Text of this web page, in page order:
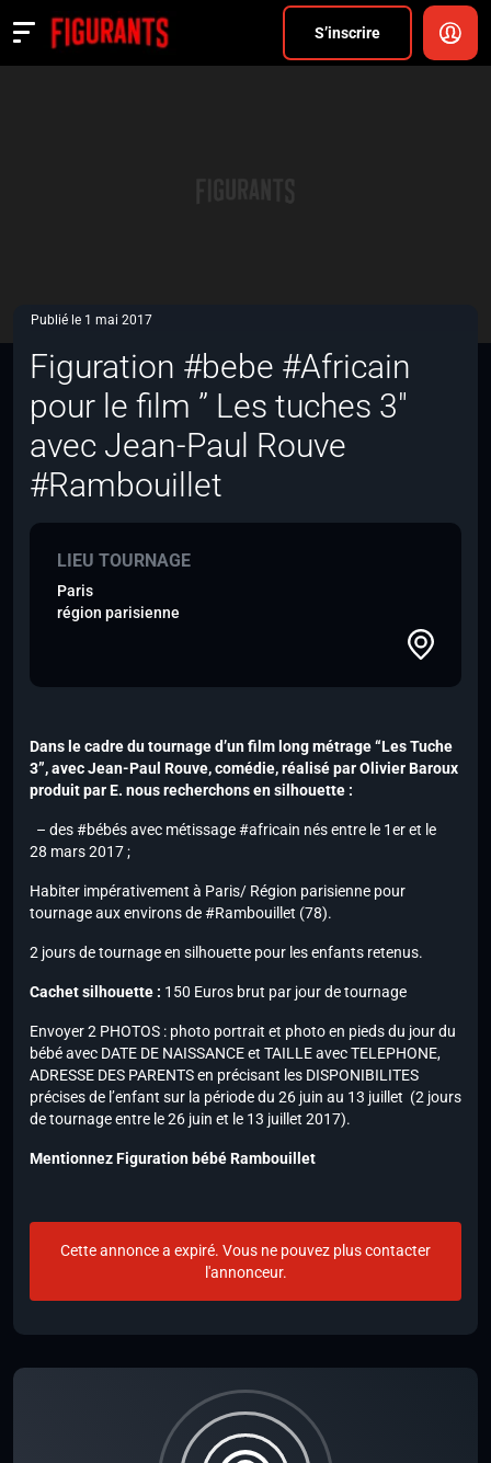
S’inscrire
Actualités
Publié le 1 mai 2017
Figuration #bebe #Africain
pour le film ” Les tuches 3″
avec Jean-Paul Rouve
#Rambouillet
LIEU TOURNAGE
Paris
région parisienne
Dans le cadre du tournage d’un film long métrage “Les Tuche
3”, avec Jean-Paul Rouve, comédie, réalisé par Olivier Baroux
produit par E. nous recherchons en silhouette :
– des #bébés avec métissage #africain nés entre le 1er et le
28 mars 2017 ;
Habiter impérativement à Paris/ Région parisienne pour
tournage aux environs de #Rambouillet (78).
2 jours de tournage en silhouette pour les enfants retenus.
Cachet silhouette : 150 Euros brut par jour de tournage
Envoyer 2 PHOTOS : photo portrait et photo en pieds du jour du
bébé avec DATE DE NAISSANCE et TAILLE avec TELEPHONE,
ADRESSE DES PARENTS en précisant les DISPONIBILITES
précises de l’enfant sur la période du 26 juin au 13 juillet (2 jours
de tournage entre le 26 juin et le 13 juillet 2017).
Mentionnez Figuration bébé Rambouillet
Cette annonce a expiré. Vous ne pouvez plus contacter
l'annonceur.